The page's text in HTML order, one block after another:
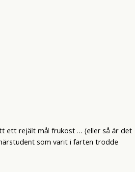
ett rejält mål frukost … (eller så är det
som varit i farten trodde